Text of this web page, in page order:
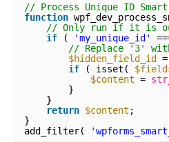
// Process Unique ID
function
// Only run if it is
if
( 'my_unique_id'
// Replace '3'
$hidden_field_id
if
( isset(
$content =
}
}
return $content ;
}
add_filter(